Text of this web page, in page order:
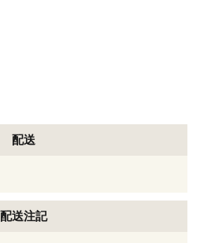
配送
配送注記